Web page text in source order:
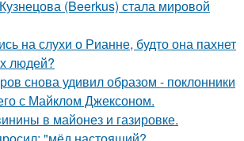
(Beerkus) стала мировой
на слухи о Рианне, будто она пахнет
людей?
снова удивил образом - поклонники
с Майклом Джексоном.
в майонез и газировке.